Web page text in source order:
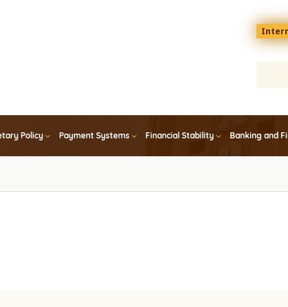
Menu
top
En
Policy Payment Systems Financial Stability Banking and